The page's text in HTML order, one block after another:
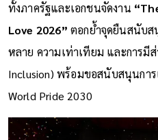
ทั้งภาครัฐและเอกชนจัดงาน
Love 2026”ตอกย้ำจุดยืนสนับ
หลาย ความเท่าเทียม และการมี
Inclusion) พร้อมขอสนับสนุนกา
World Pride 2030